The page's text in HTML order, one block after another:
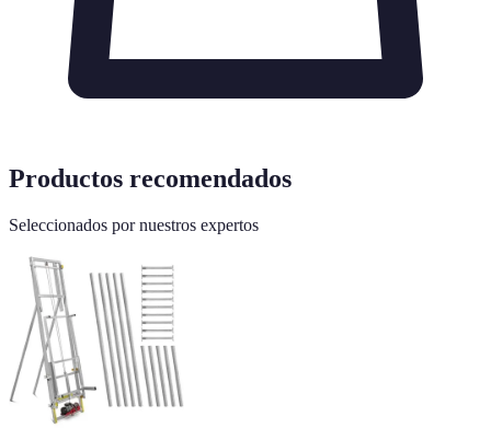
Productos recomendados
Seleccionados por nuestros expertos